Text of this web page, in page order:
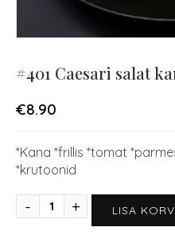
#401 Caesari salat
€8.90
*Kana *frillis *tomat
*krutoonid
LISA